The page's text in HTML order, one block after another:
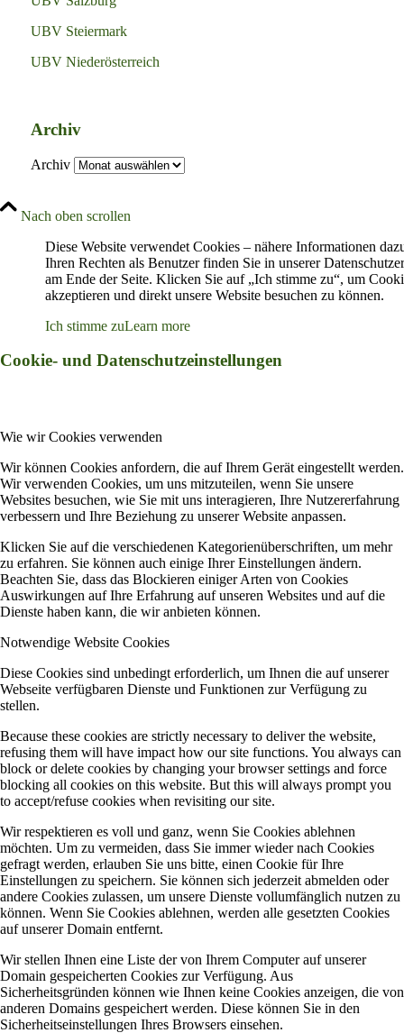
UBV Steiermark
UBV Niederösterreich
Archiv
Archiv
Nach oben scrollen
Diese Website verwendet Cookies – nähere Informationen
Ihren Rechten als Benutzer finden Sie in unserer
am Ende der Seite. Klicken Sie auf „Ich stimme zu“, um
akzeptieren und direkt unsere Website besuchen zu können.
Ich stimme zuLearn more
Cookie- und Datenschutzeinstellungen
Wie wir Cookies verwenden
Wir können Cookies anfordern, die auf Ihrem Gerät eingestellt werden.
Wir verwenden Cookies, um uns mitzuteilen, wenn Sie unsere
Websites besuchen, wie Sie mit uns interagieren, Ihre Nutzererfahrung
verbessern und Ihre Beziehung zu unserer Website anpassen.
Klicken Sie auf die verschiedenen Kategorienüberschriften, um mehr
zu erfahren. Sie können auch einige Ihrer Einstellungen ändern.
Beachten Sie, dass das Blockieren einiger Arten von Cookies
Auswirkungen auf Ihre Erfahrung auf unseren Websites und auf die
Dienste haben kann, die wir anbieten können.
Notwendige Website Cookies
Diese Cookies sind unbedingt erforderlich, um Ihnen die auf unserer
Webseite verfügbaren Dienste und Funktionen zur Verfügung zu
stellen.
Because these cookies are strictly necessary to deliver the website,
refusing them will have impact how our site functions. You always can
block or delete cookies by changing your browser settings and force
blocking all cookies on this website. But this will always prompt you
to accept/refuse cookies when revisiting our site.
Wir respektieren es voll und ganz, wenn Sie Cookies ablehnen
möchten. Um zu vermeiden, dass Sie immer wieder nach Cookies
gefragt werden, erlauben Sie uns bitte, einen Cookie für Ihre
Einstellungen zu speichern. Sie können sich jederzeit abmelden oder
andere Cookies zulassen, um unsere Dienste vollumfänglich nutzen zu
können. Wenn Sie Cookies ablehnen, werden alle gesetzten Cookies
auf unserer Domain entfernt.
Wir stellen Ihnen eine Liste der von Ihrem Computer auf unserer
Domain gespeicherten Cookies zur Verfügung. Aus
Sicherheitsgründen können wie Ihnen keine Cookies anzeigen, die von
anderen Domains gespeichert werden. Diese können Sie in den
Sicherheitseinstellungen Ihres Browsers einsehen.